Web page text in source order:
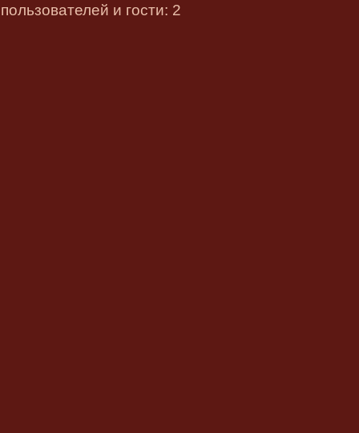
пользователей и гости: 2